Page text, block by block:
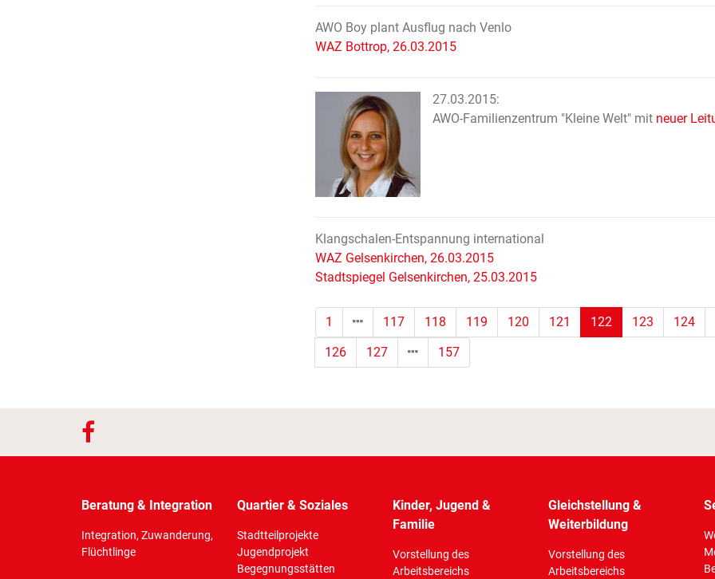
AWO Boy plant Ausflug nach Venlo
WAZ Bottrop, 26.03.2015
27.03.2015:
AWO-Familienzentrum "Kleine Welt" mit neuer
Klangschalen-Entspannung international
WAZ Gelsenkirchen, 26.03.2015
Stadtspiegel Gelsenkirchen, 25.03.2015
1 117 118 119 120 121 122(Standort)
123 124
126
127 157
Beratung & Integration
Integration, Zuwanderung,
Flüchtlinge
Quartier & Soziales
Stadtteilprojekte
Jugendprojekt
Begegnungsstätten
Kinder, Jugend &
Familie
Vorstellung des
Arbeitsbereichs
Gleichstellung &
Weiterbildung
Vorstellung des
Arbeitsbereichs